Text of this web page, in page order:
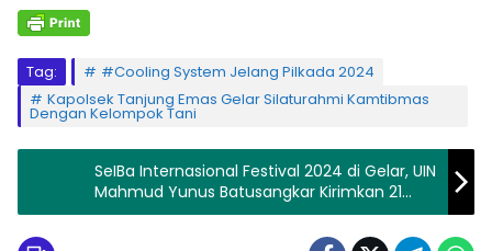
Tag:
#Cooling System Jelang Pilkada 2024
Kapolsek Tanjung Emas Gelar Silaturahmi Kamtibmas
Dengan Kelompok Tani
SeIBa Internasional Festival 2024 di Gelar, UIN
Mahmud Yunus Batusangkar Kirimkan 21
Mahasiswa